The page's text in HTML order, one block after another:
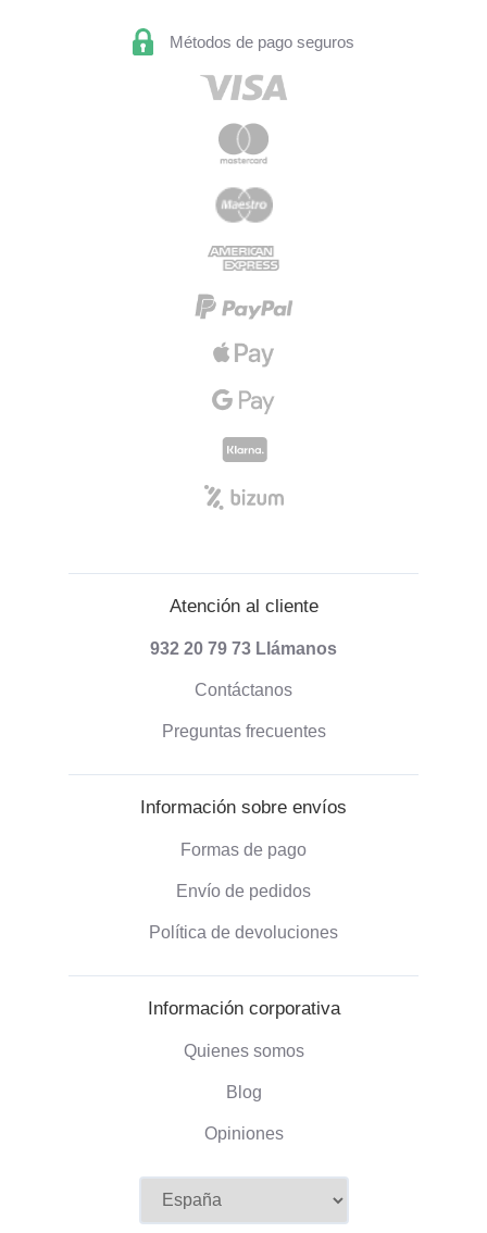
Métodos de pago seguros
Atención al cliente
932 20 79 73 Llámanos
Contáctanos
Preguntas frecuentes
Información sobre envíos
Formas de pago
Envío de pedidos
Política de devoluciones
Información corporativa
Quienes somos
Blog
Opiniones